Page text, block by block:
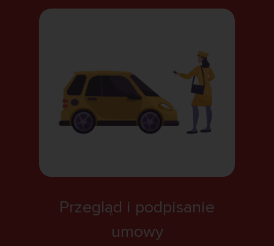
Przegląd i podpisanie
umowy